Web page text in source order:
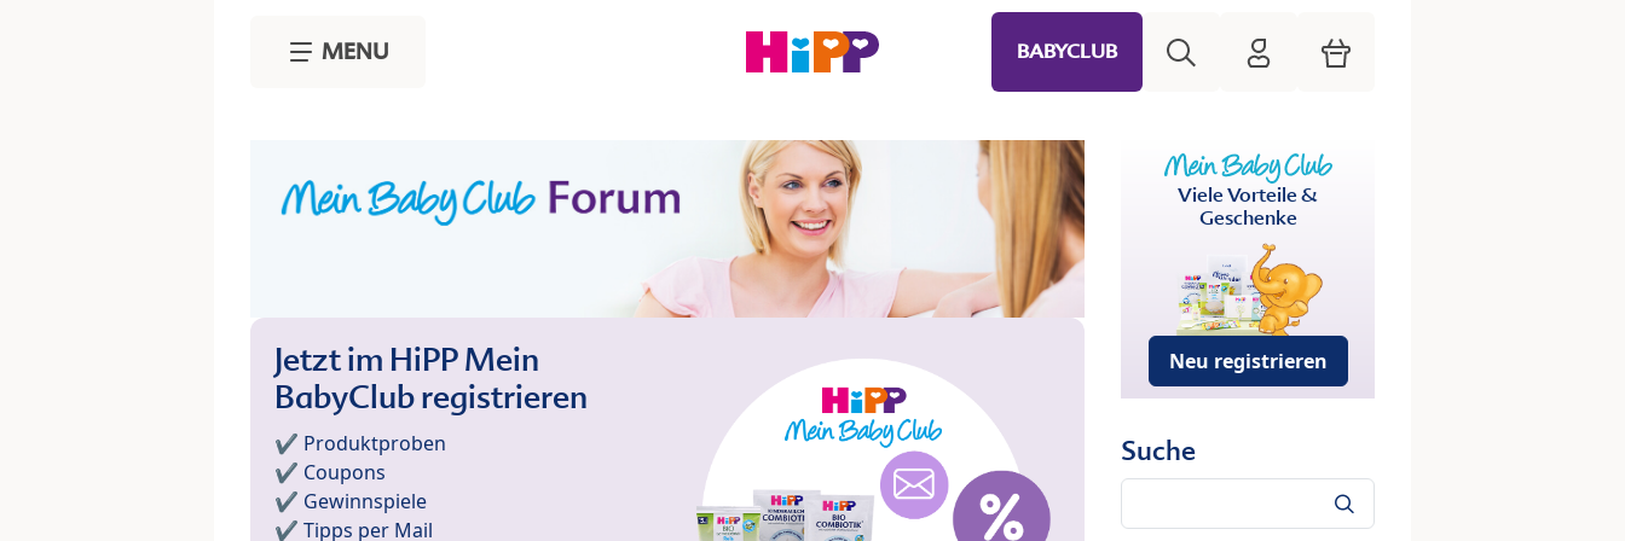
MENU BABYCLUB HiPP Mein Babyclub
Warenkorb
Jetzt im HiPP Mein
BabyClub registrieren
✔️ Produktproben
✔️ Coupons
✔️ Gewinnspiele
✔️ Tipps per Mail
Viele Vorteile &
Geschenke
Neu registrieren
Suche